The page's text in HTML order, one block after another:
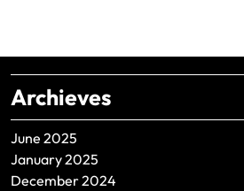
Archieves
June 2025
January 2025
December 2024